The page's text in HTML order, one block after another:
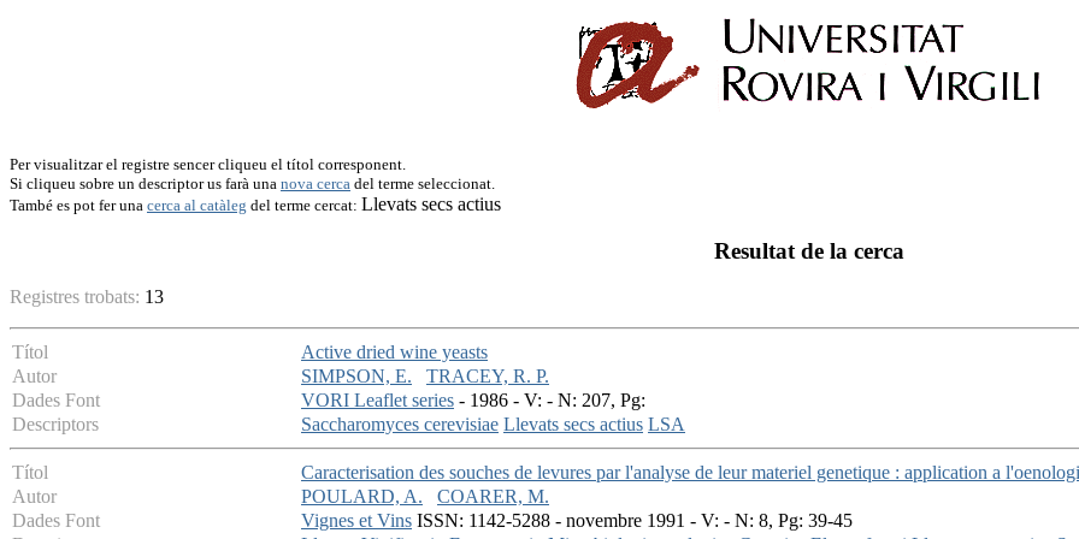
Per visualitzar el registre sencer cliqueu el títol corresponent.
Si cliqueu sobre un descriptor us farà una nova cerca del terme seleccionat.
També es pot fer una cerca al catàleg del terme cercat: Llevats secs actius
Resultat de la cerca
Registres trobats: 13
Títol
Active dried wine yeasts
Autor
SIMPSON, E.
TRACEY, R. P.
Dades Font
VORI Leaflet series - 1986 - V: - N: 207, Pg:
Descriptors
Saccharomyces cerevisiae Llevats secs actius LSA
Títol
Caracterisation des souches de levures par l'analyse de leur materiel genetique : application a
Autor
POULARD, A.
COARER, M.
Dades Font
Vignes et Vins ISSN: 1142-5288 - novembre 1991 - V: - N: 8, Pg: 39-45